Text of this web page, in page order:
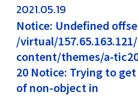
2021.05.19
Notice: Undefined
/virtual/
content/themes/a-
20 Notice: Trying to
of non-object in